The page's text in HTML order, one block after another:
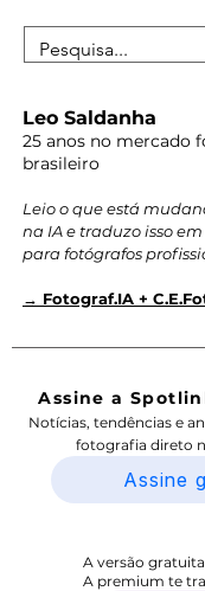
Leo Saldanha
25 anos no mercado
brasileiro
Leio o que está
na IA e traduzo isso
para fotógrafos
→ Fotograf.IA +
Assine a
Notícias, tendências e
fotografia direto
Assine
A versão
A premium te